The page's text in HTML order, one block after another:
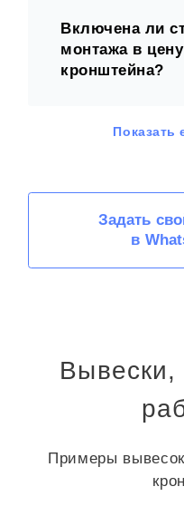
Включена ли
монтажа в
кронштейна?
Показать
Задать
в
Вывески,
Примеры